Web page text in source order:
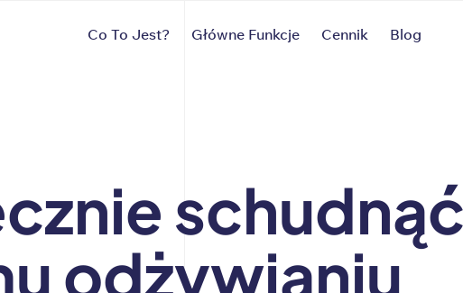
Co To Jest? Główne Funkcje Cennik Blog
odżywianiu